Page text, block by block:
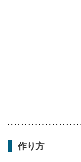
作り方